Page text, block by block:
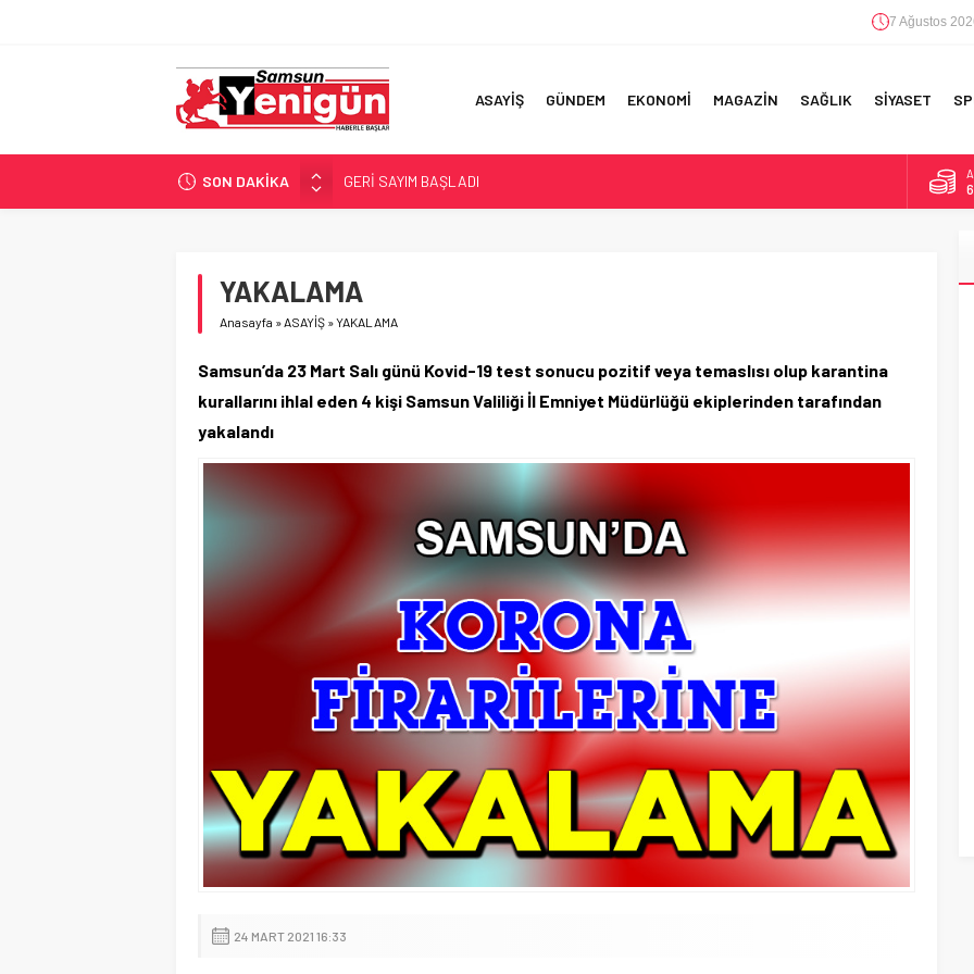
7 Ağustos
ASAYİŞ GÜNDEM EKONOMİ MAGAZİN SAĞLIK SİYASET
SON DAKİKA
GERİ SAYIM BAŞLADI
SAMSUNSPOR’DA HEDEF 5’İNCİLİK!
İŞTE FINDIK FİYATI!
YAKALAMA
Anasayfa »ASAYİŞ »YAKALAMA
Samsun’da 23 Mart Salı günü Kovid-19 test sonucu pozitif veya temaslısı olup karantina
kurallarını ihlal eden 4 kişi Samsun Valiliği İl Emniyet Müdürlüğü ekiplerinden tarafından
yakalandı
24 MART 2021 16:33